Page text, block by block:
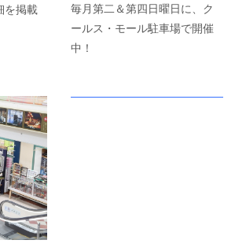
を掲載
毎月第二＆第四日曜日に、ク
ールス・モール駐車場で開催
中！